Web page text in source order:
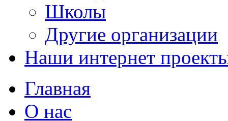
Школы
Другие организации
Наши интернет
Главная
О нас